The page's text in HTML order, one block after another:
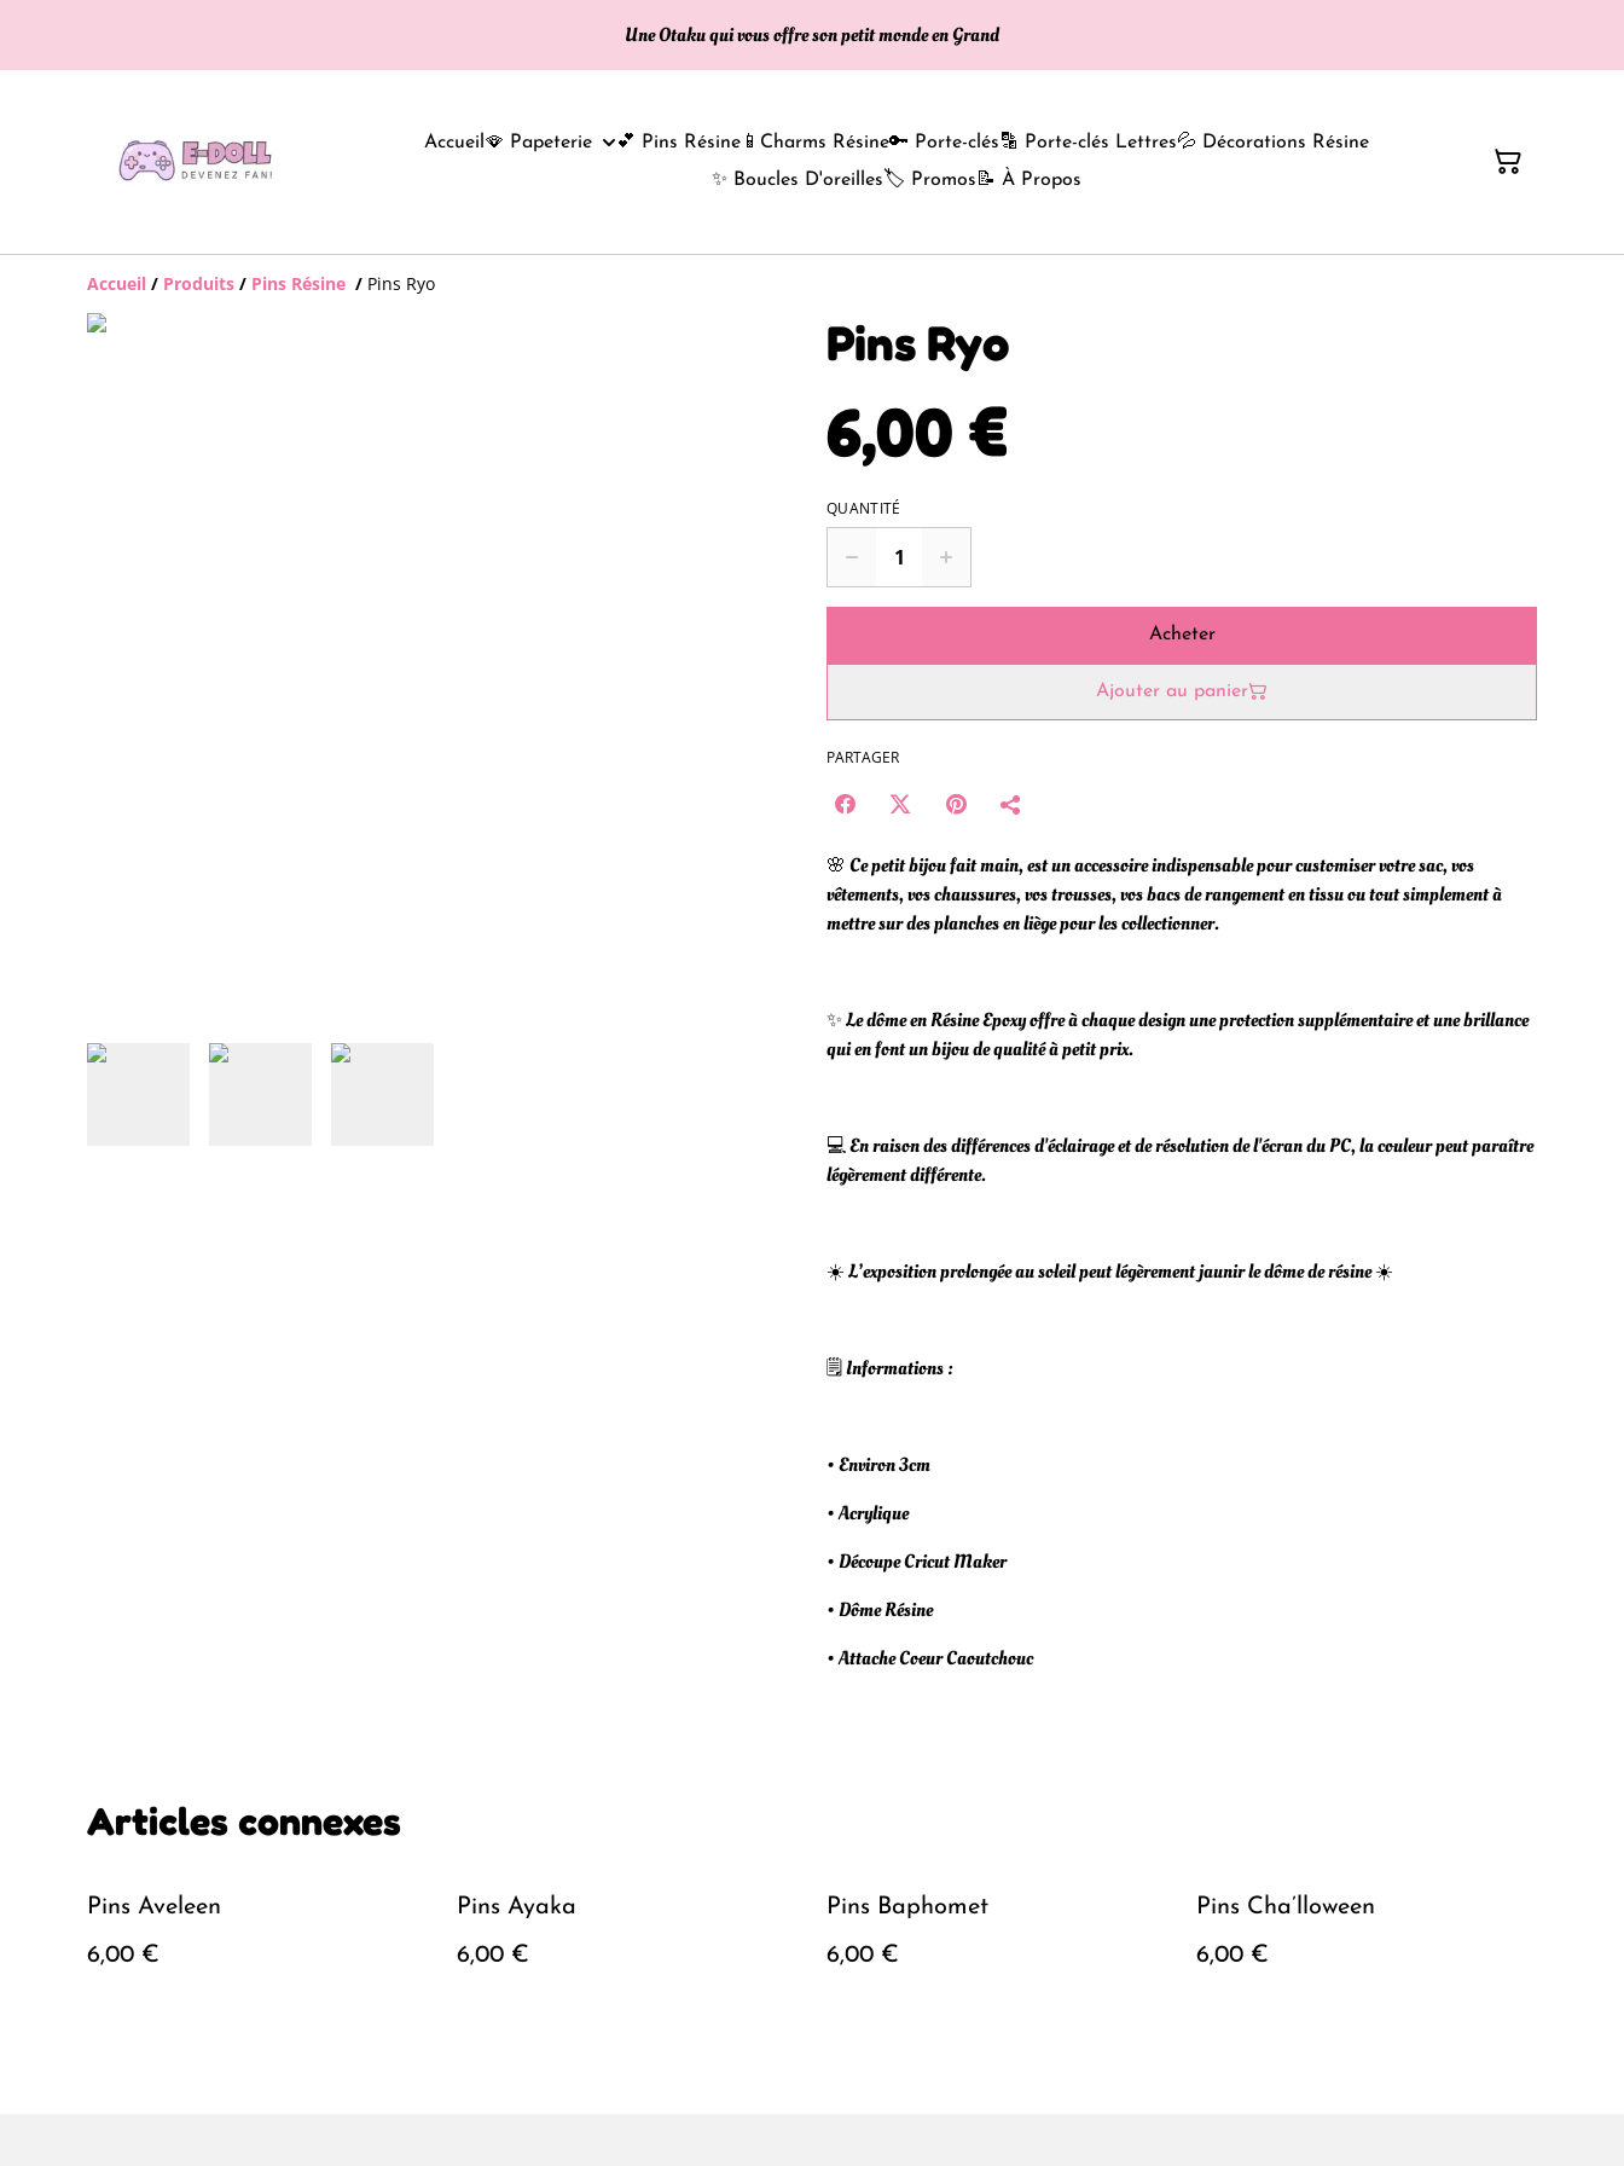
Une Otaku qui vous offre son petit monde en Grand
Accueil 🪭 Papeterie 💕 Pins Résine 📱Charms Résine🔑 Porte-clés🔡 Porte-clés Lettres💦 Décorations Résine
✨ Boucles D'oreilles 🏷️ Promos 📝 À Propos
Accueil / Produits / Pins Résine / Pins Ryo
Pins Ryo
6,00 €
QUANTITÉ
Acheter
Ajouter au panier
PARTAGER
🌸 Ce petit bijou fait main, est un accessoire indispensable pour customiser votre sac, vos
vêtements, vos chaussures, vos trousses, vos bacs de rangement en tissu ou tout simplement à
mettre sur des planches en liège pour les collectionner.
✨ Le dôme en Résine Epoxy offre à chaque design une protection supplémentaire et une brillance
qui en font un bijou de qualité à petit prix.
💻 En raison des différences d'éclairage et de résolution de l'écran du PC, la couleur peut paraître
légèrement différente.
☀️ L’exposition prolongée au soleil peut légèrement jaunir le dôme de résine ☀️
🗒️ Informations :
• Environ 3cm
• Acrylique
• Découpe Cricut Maker
• Dôme Résine
• Attache Coeur Caoutchouc
Articles connexes
Pins Aveleen
6,00 €
Pins Ayaka
6,00 €
Pins Baphomet
6,00 €
Pins Cha’lloween
6,00 €